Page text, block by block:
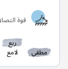
قوة
مطفي
ربع
لامع